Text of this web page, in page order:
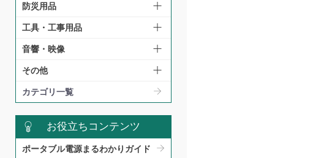
防災用品
工具・工事用品
音響・映像
その他
カテゴリ一覧
お役立ちコンテンツ
ポータブル電源まるわかりガイド​